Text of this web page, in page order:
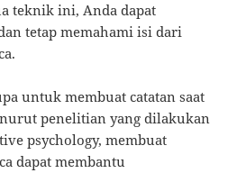
teknik ini, Anda dapat
tetap memahami isi dari
untuk membuat catatan saat
penelitian yang dilakukan
psychology, membuat
dapat membantu